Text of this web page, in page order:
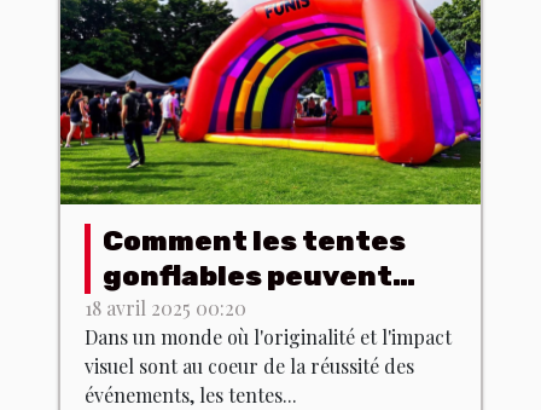
Comment les tentes
gonflables peuvent
dynamiser vos
événements
18 avril 2025 00:20
Dans un monde où l'originalité et l'impact
visuel sont au coeur de la réussité des
événements, les tentes...